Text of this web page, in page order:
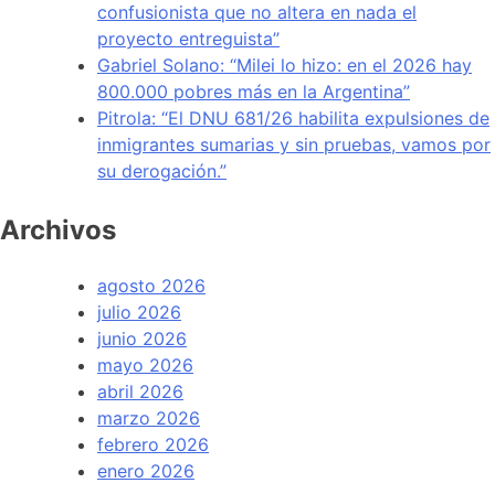
confusionista que no altera en nada el
proyecto entreguista”
Gabriel Solano: “Milei lo hizo: en el 2026 hay
800.000 pobres más en la Argentina”
Pitrola: “El DNU 681/26 habilita expulsiones de
inmigrantes sumarias y sin pruebas, vamos por
su derogación.”
Archivos
agosto 2026
julio 2026
junio 2026
mayo 2026
abril 2026
marzo 2026
febrero 2026
enero 2026